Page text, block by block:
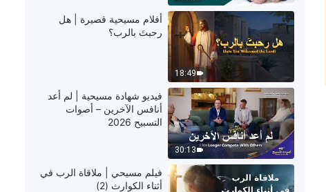
18:53
كلمة الله – بمجرد فهمك للحق عليك أن
تمارسه
17:39
كلمة الله – الشخص الذي يسعى إلى
الخلاص هو شخص يرغب في ممارسة
الحق
كلمة الله – عن الخبرة
18:49
أفلام مسيحية قصيرة | هل
رحبتَ بالرب؟
30:13
فيديو شهادة مسيحية | لم أعد
أنافس الآخرين – أصوات
التسبيح 2026
فيلم مسيحي | ملاقاة الرب في
أثناء الكوارث (2)